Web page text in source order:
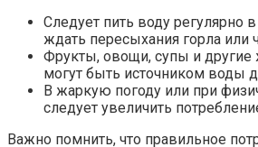
Следует пить воду регулярно
ждать пересыхания горла или
Фрукты, овощи, супы и другие
могут быть источником воды
В жаркую погоду или при
следует увеличить
Важно помнить, что правильное